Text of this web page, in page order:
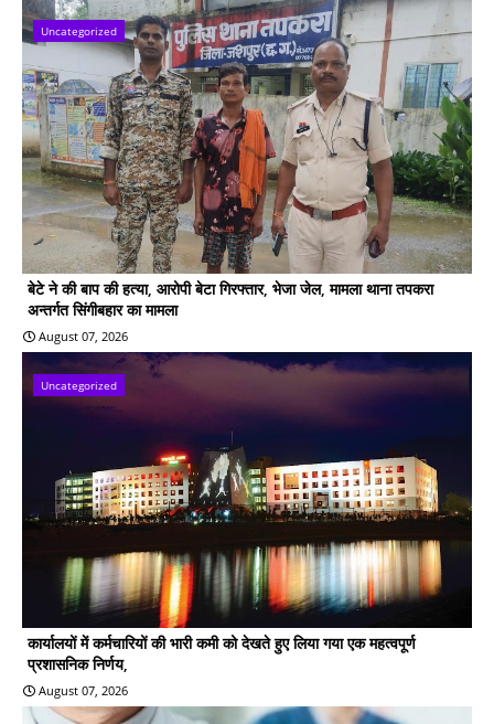
Uncategorized
बेटे ने की बाप की हत्या, आरोपी बेटा गिरफ्तार, भेजा जेल, मामला थाना तपकरा
अन्तर्गत सिंगीबहार का मामला
August 07, 2026
Uncategorized
कार्यालयों में कर्मचारियों की भारी कमी को देखते हुए लिया गया एक महत्वपूर्ण
प्रशासनिक निर्णय,
August 07, 2026